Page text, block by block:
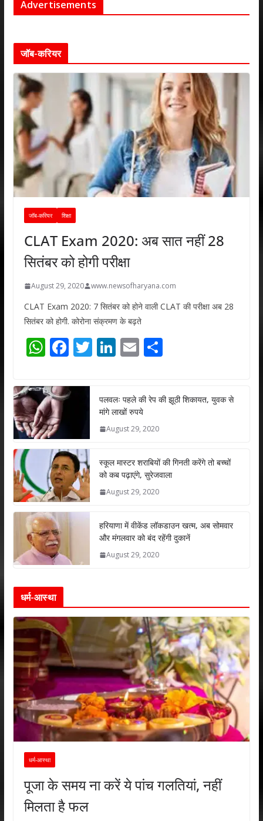
Advertisements
जॉब-करियर
जॉब-करियर शिक्षा
CLAT Exam 2020: अब सात नहीं 28
सितंबर को होगी परीक्षा
August 29, 2020 www.newsofharyana.com
CLAT Exam 2020: 7 सितंबर को होने वाली CLAT की परीक्षा अब 28
सितंबर को होगी. कोरोना संक्रमण के बढ़ते
W
at
s
A
p
p
F
e
b
o
k
T
er
Li
e
dI
n
E
l
S
e
पलवलः पहले की रेप की झूठी शिकायत, युवक से
मांगे लाखों रुपये
August 29, 2020
स्कूल मास्टर शराबियों की गिनती करेंगे तो बच्चों
को कब पढ़ाएंगे, सुरेजवाला
August 29, 2020
हरियाणा में वीकेंड लॉकडाउन खत्म, अब सोमवार
और मंगलवार को बंद रहेंगी दुकानें
August 29, 2020
धर्म-आस्था
धर्म-आस्था
पूजा के समय ना करें ये पांच गलतियां, नहीं
मिलता है फल